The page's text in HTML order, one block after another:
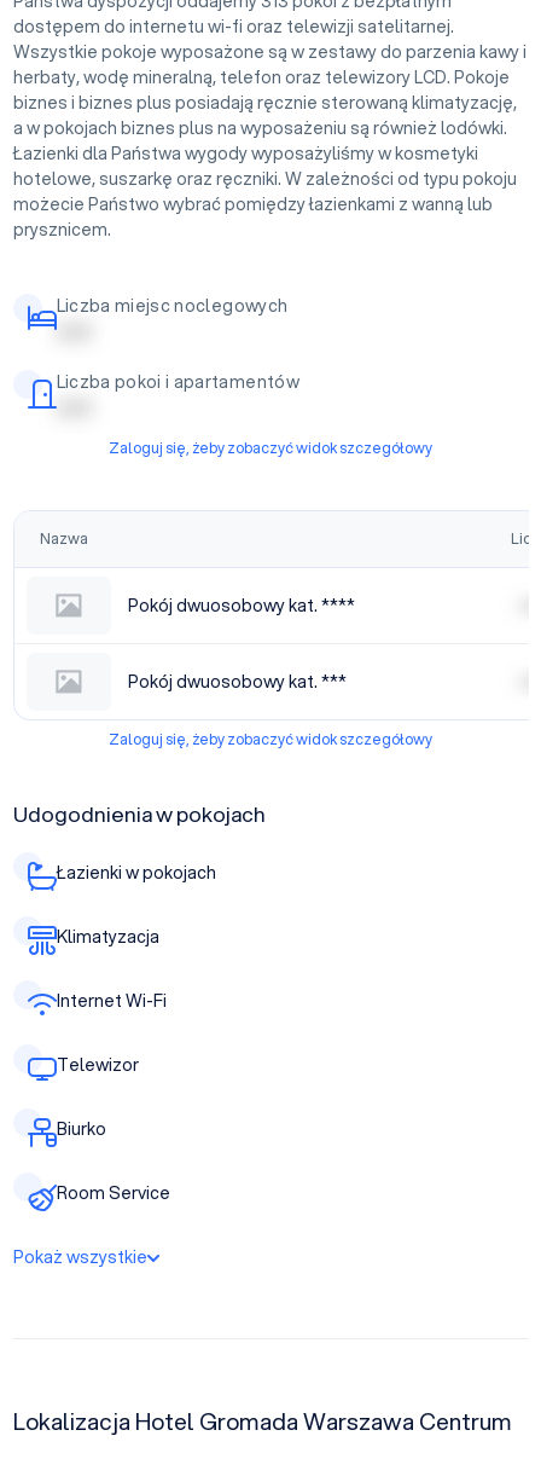
dostępem do internetu wi-fi oraz telewizji satelitarnej.
Wszystkie pokoje wyposażone są w zestawy do parzenia kawy i
herbaty, wodę mineralną, telefon oraz telewizory LCD. Pokoje
biznes i biznes plus posiadają ręcznie sterowaną klimatyzację,
a w pokojach biznes plus na wyposażeniu są również lodówki.
Łazienki dla Państwa wygody wyposażyliśmy w kosmetyki
hotelowe, suszarkę oraz ręczniki. W zależności od typu pokoju
możecie Państwo wybrać pomiędzy łazienkami z wanną lub
prysznicem.
Liczba miejsc noclegowych
| | | | |
Liczba pokoi i apartamentów
| | | | |
Zaloguj się, żeby zobaczyć widok szczegółowy
Nazwa
Pokój dwuosobowy kat. ****
Pokój dwuosobowy kat. ***
Zaloguj się, żeby zobaczyć widok szczegółowy
Udogodnienia w pokojach
Łazienki w pokojach
Klimatyzacja
Internet Wi-Fi
Telewizor
Biurko
Room Service
Pokaż wszystkie
Lokalizacja Hotel Gromada Warszawa Centrum